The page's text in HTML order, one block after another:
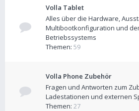
Volla Tablet
Alles über die Hardware,
Multibootkonfiguration und
Betriebssystems
Themen: 59
Volla Phone Zubehör
Fragen und Antworten zum
Ladestationen und externen
Themen: 27